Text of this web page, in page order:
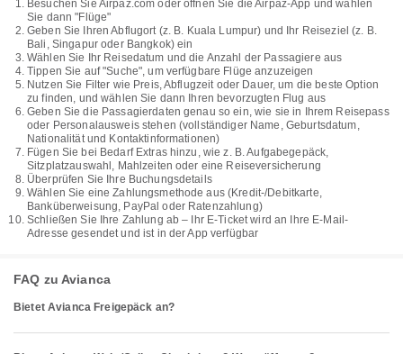
Besuchen Sie Airpaz.com oder öffnen Sie die Airpaz-App und wählen
Sie dann "Flüge"
Geben Sie Ihren Abflugort (z. B. Kuala Lumpur) und Ihr Reiseziel (z. B.
Bali, Singapur oder Bangkok) ein
Wählen Sie Ihr Reisedatum und die Anzahl der Passagiere aus
Tippen Sie auf "Suche", um verfügbare Flüge anzuzeigen
Nutzen Sie Filter wie Preis, Abflugzeit oder Dauer, um die beste Option
zu finden, und wählen Sie dann Ihren bevorzugten Flug aus
Geben Sie die Passagierdaten genau so ein, wie sie in Ihrem Reisepass
oder Personalausweis stehen (vollständiger Name, Geburtsdatum,
Nationalität und Kontaktinformationen)
Fügen Sie bei Bedarf Extras hinzu, wie z. B. Aufgabegepäck,
Sitzplatzauswahl, Mahlzeiten oder eine Reiseversicherung
Überprüfen Sie Ihre Buchungsdetails
Wählen Sie eine Zahlungsmethode aus (Kredit-/Debitkarte,
Banküberweisung, PayPal oder Ratenzahlung)
Schließen Sie Ihre Zahlung ab – Ihr E-Ticket wird an Ihre E-Mail-
Adresse gesendet und ist in der App verfügbar
FAQ zu Avianca
Bietet Avianca Freigepäck an?